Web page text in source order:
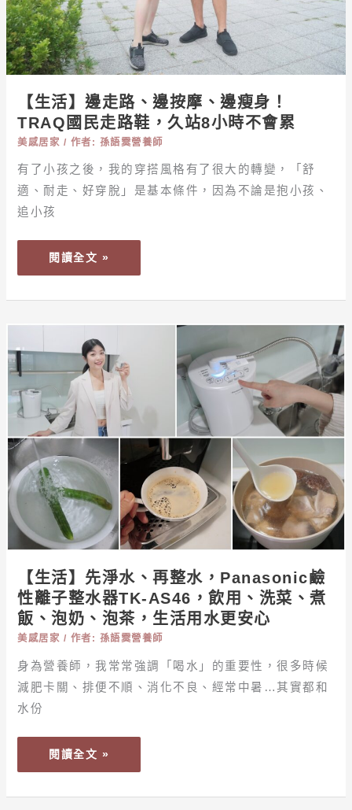
菌
降
低
過
敏
原、
高
洗
臭
衣
襪
快
根
本
是
家
庭
諧
救
星！
【生活】邊走路、邊按摩、邊瘦身！
TRAQ國民走路鞋，久站8小時不會累
美感居家 / 作者: 孫語霙營養師
有了小孩之後，我的穿搭風格有了很大的轉變，「舒
適、耐走、好穿脫」是基本條件，因為不論是抱小孩、
追小孩
瘦
身！
TRAQ
國
走
路
鞋，
久
站
時
不
累
閱讀全文 »
【生活】先淨水、再整水，Panasonic鹼
性離子整水器TK-AS46，飲用、洗菜、煮
飯、泡奶、泡茶，生活用水更安心
美感居家 / 作者: 孫語霙營養師
身為營養師，我常常強調「喝水」的重要性，很多時候
減肥卡關、排便不順、消化不良、經常中暑…其實都和
水份
活】
先
水、
再
水，
PANASONIC
鹼
性
離
子
整
水
器
AS46，
飲
菜、
閱讀全文 »